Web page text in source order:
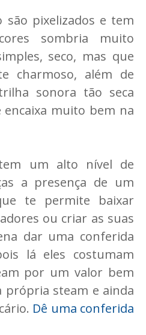
são pixelizados e tem
sombria muito
seco, mas que
charmoso, além de
sonora tão seca
muito bem na
um alto nível de
a presença de um
te permite baixar
ou criar as suas
dar uma conferida
lá eles costumam
por um valor bem
própria steam e ainda
Dê uma conferida